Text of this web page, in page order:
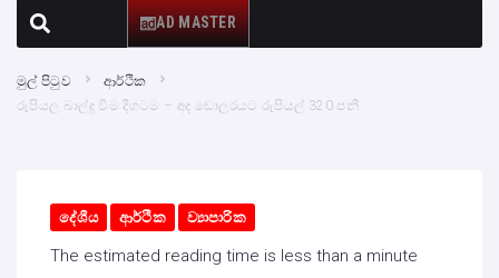
AD MASTER
මුල් පිටුව
ආර්ථික
රුපියල බාල්දු වීම දිගටම – අද ඩොලරයට රුපියල් 320 පනී
දේශීය ආර්ථික ව්‍යාපාරික
The estimated reading time is less than a minute